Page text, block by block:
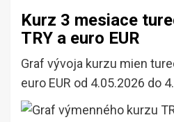
Kurz 3 mesiace
TRY a euro EUR
Graf vývoja kurzu mien
euro EUR od 4.05.2026 do